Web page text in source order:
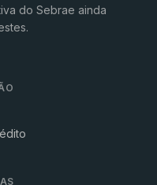
do Sebrae ainda